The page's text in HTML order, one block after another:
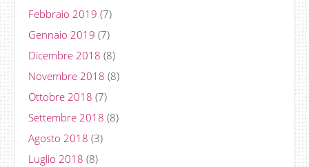
Febbraio 2019 (7)
Gennaio 2019 (7)
Dicembre 2018 (8)
Novembre 2018 (8)
Ottobre 2018 (7)
Settembre 2018 (8)
Agosto 2018 (3)
Luglio 2018 (8)